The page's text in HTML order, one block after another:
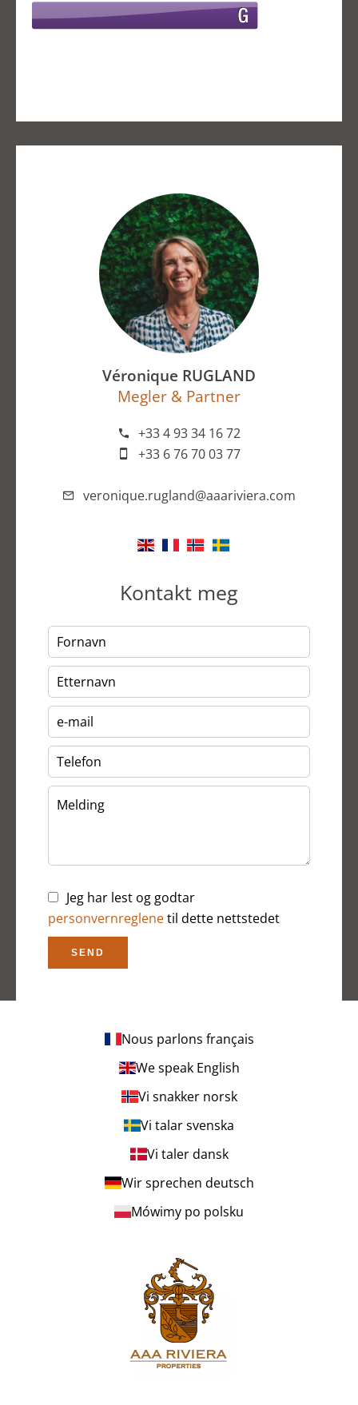
Véronique RUGLAND
Megler & Partner
+33 4 93 34 16 72
+33 6 76 70 03 77
veronique.rugland@aaariviera.com
Kontakt meg
Jeg har lest og godtar
personvernreglenetil dette nettstedet
SEND
Nous parlons français
We speak English
Vi snakker norsk
Vi talar svenska
Vi taler dansk
Wir sprechen deutsch
Mówimy po polsku